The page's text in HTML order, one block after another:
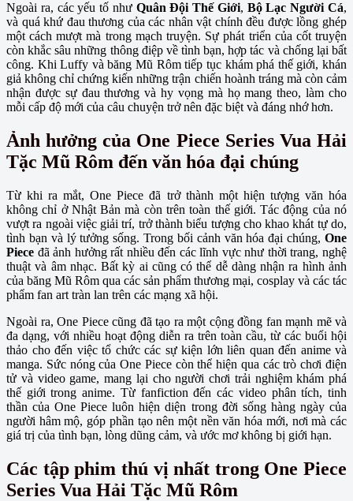
Ngoài ra, các yếu tố như Quân Đội Thế Giới, Bộ Lạc Người Cá,
và quá khứ đau thương của các nhân vật chính đều được lồng ghép
một cách mượt mà trong mạch truyện. Sự phát triển của cốt truyện
còn khắc sâu những thông điệp về tình bạn, hợp tác và chống lại bất
công. Khi Luffy và băng Mũ Rôm tiếp tục khám phá thế giới, khán
giả không chỉ chứng kiến những trận chiến hoành tráng mà còn cảm
nhận được sự đau thương và hy vọng mà họ mang theo, làm cho
mỗi cấp độ mới của câu chuyện trở nên đặc biệt và đáng nhớ hơn.
Ảnh hưởng của One Piece Series Vua Hải
Tặc Mũ Rôm đến văn hóa đại chúng
Từ khi ra mắt, One Piece đã trở thành một hiện tượng văn hóa
không chỉ ở Nhật Bản mà còn trên toàn thế giới. Tác động của nó
vượt ra ngoài việc giải trí, trở thành biểu tượng cho khao khát tự do,
tình bạn và lý tưởng sống. Trong bối cảnh văn hóa đại chúng, One
Piece đã ảnh hưởng rất nhiều đến các lĩnh vực như thời trang, nghệ
thuật và âm nhạc. Bất kỳ ai cũng có thể dễ dàng nhận ra hình ảnh
của băng Mũ Rôm qua các sản phẩm thương mại, cosplay và các tác
phẩm fan art tràn lan trên các mạng xã hội.
Ngoài ra, One Piece cũng đã tạo ra một cộng đồng fan mạnh mẽ và
đa dạng, với nhiều hoạt động diễn ra trên toàn cầu, từ các buổi hội
thảo cho đến việc tổ chức các sự kiện lớn liên quan đến anime và
manga. Sức nóng của One Piece còn thể hiện qua các trò chơi điện
tử và video game, mang lại cho người chơi trải nghiệm khám phá
thế giới trong anime. Từ fanfiction đến các video phân tích, tinh
thần của One Piece luôn hiện diện trong đời sống hàng ngày của
người hâm mộ, góp phần tạo nên một nền văn hóa mới, nơi mà các
giá trị của tình bạn, lòng dũng cảm, và ước mơ không bị giới hạn.
Các tập phim thú vị nhất trong One Piece
Series Vua Hải Tặc Mũ Rôm